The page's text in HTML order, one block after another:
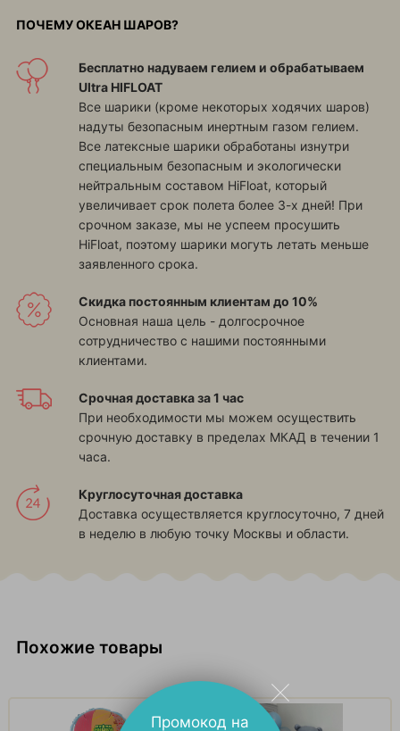
ПОЧЕМУ ОКЕАН ШАРОВ?
Бесплатно надуваем гелием и обрабатываем
Ultra HIFLOAT
Все шарики (кроме некоторых ходячих шаров)
надуты безопасным инертным газом гелием.
Все латексные шарики обработаны изнутри
специальным безопасным и экологически
нейтральным составом HiFloat, который
увеличивает срок полета более 3-х дней! При
срочном заказе, мы не успеем просушить
HiFloat, поэтому шарики могуть летать меньше
заявленного срока.
Скидка постоянным клиентам до 10%
Основная наша цель - долгосрочное
сотрудничество с нашими постоянными
клиентами.
Срочная доставка за 1 час
При необходимости мы можем осуществить
срочную доставку в пределах МКАД в течении 1
часа.
Круглосуточная доставка
Доставка осуществляется круглосуточно, 7 дней
в неделю в любую точку Москвы и области.
Похожие товары
Промокод на